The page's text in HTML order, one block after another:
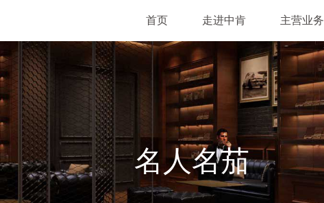
首页 走进中肯 主营业务
名人名茄